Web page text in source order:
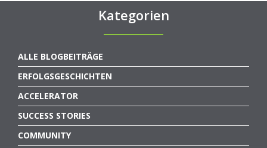
Kategorien
ALLE BLOGBEITRÄGE
ERFOLGSGESCHICHTEN
ACCELERATOR
SUCCESS STORIES
COMMUNITY